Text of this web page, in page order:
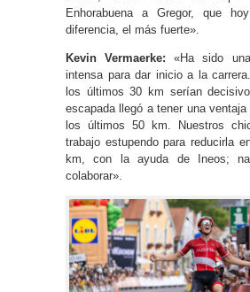
Enhorabuena a Gregor, que
diferencia, el más fuerte».
Kevin Vermaerke: «Ha sido
intensa para dar inicio a la
los últimos 30 km serían
escapada llegó a tener una
los últimos 50 km. Nuestros
trabajo estupendo para reducirla
km, con la ayuda de Ineos;
colaborar».